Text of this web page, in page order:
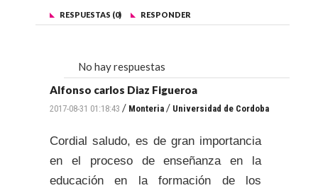
RESPUESTAS (0) RESPONDER
No hay respuestas
Alfonso carlos Diaz Figueroa
2017-08-31 01:18:43 / Monteria / Universidad de Cordoba
Cordial saludo, es de gran importancia
en el proceso de enseñanza en la
educación en la formación de los